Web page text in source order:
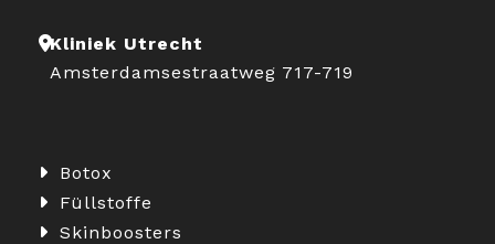
Kliniek Utrecht
Amsterdamsestraatweg 717-719
Botox
Füllstoffe
Skinboosters